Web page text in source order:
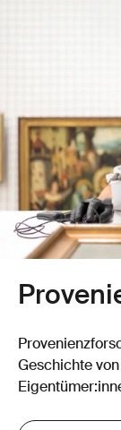
Geschichte